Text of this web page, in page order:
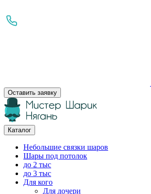
Оставить заявку
Каталог
Небольшие связки шаров
Шары под потолок
до 2 тыс
до 3 тыс
Для кого
Для дочери